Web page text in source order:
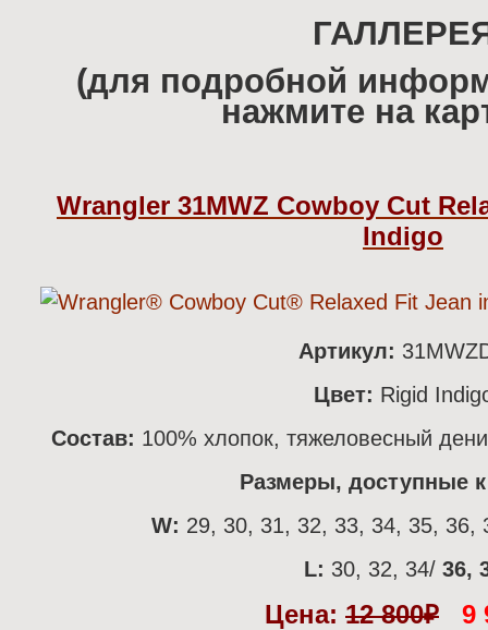
(для подробной
нажмите на
Wrangler 31MWZ Cowboy Cut
Indigo
Артикул:
Цвет: Rigid
Состав: 100% хлопок, тяжеловесный
Размеры, доступные к
W: 29, 30, 31, 32, 33, 34, 35, 36,
L: 30, 32, 34/ 36,
Цена: 12 800₽
9